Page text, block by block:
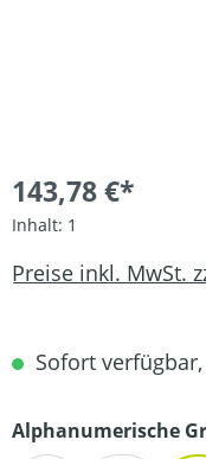
143,78 €*
Inhalt: 1
Preise inkl. MwSt.
Sofort
Alphanumerische